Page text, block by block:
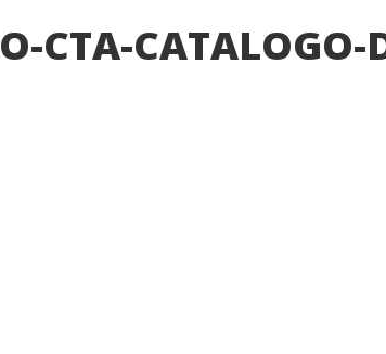
CTA-CATALOGO-